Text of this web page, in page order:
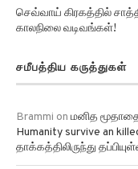
செவ்வாய் கிரகத்தில்
காலநிலை வடிவங்கள்!
சமீபத்திய கருத்துகள்
Brammi on மனித
Humanity survive an
தாக்கத்திலிருந்து